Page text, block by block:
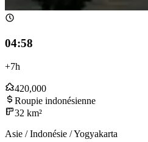
04:58
+7h
420,000
Roupie indonésienne
32 km²
Asie / Indonésie / Yogyakarta